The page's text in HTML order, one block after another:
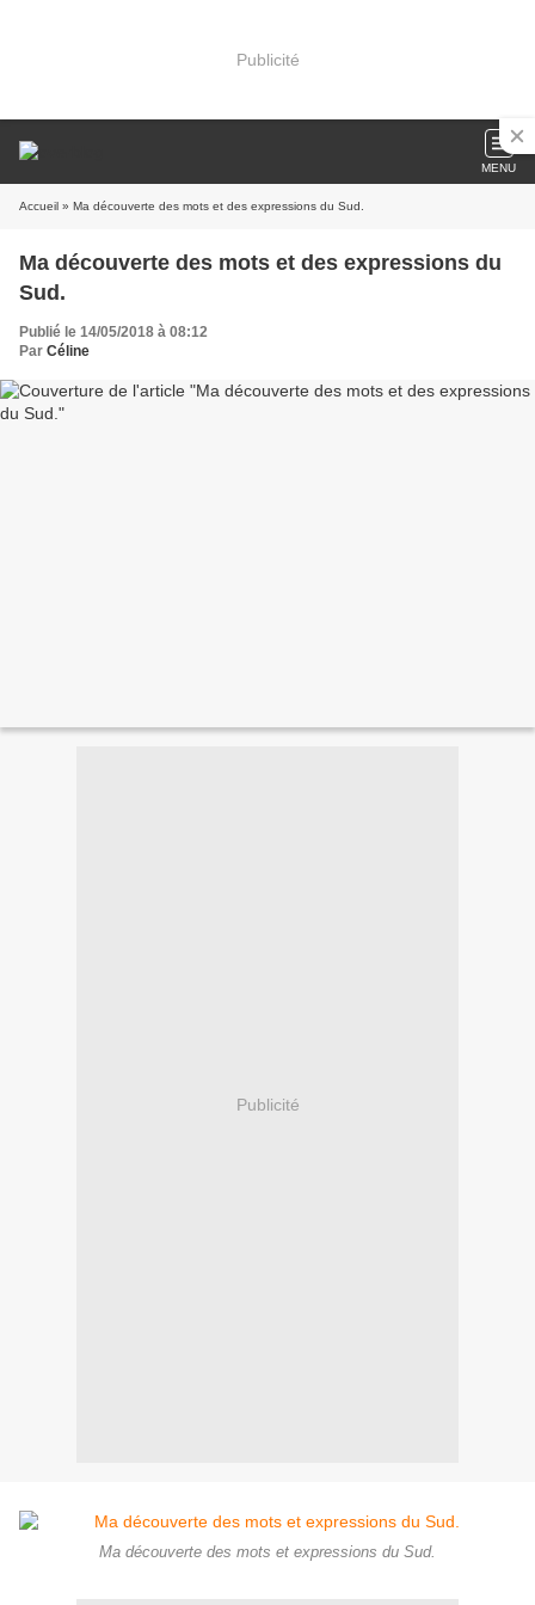
Publicité
MENU
Accueil » Ma découverte des mots et des expressions du Sud.
Ma découverte des mots et des expressions du
Sud.
Publié le 14/05/2018 à 08:12
Par Céline
Publicité
Ma découverte des mots et expressions du Sud.